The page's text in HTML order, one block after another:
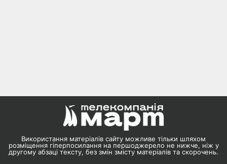
Використання матеріалів сайту можливе тільки шляхом
розміщення гіперпосилання на першоджерело не нижче, ніж у
другому абзаці тексту, без змін змісту матеріалів та скорочень.